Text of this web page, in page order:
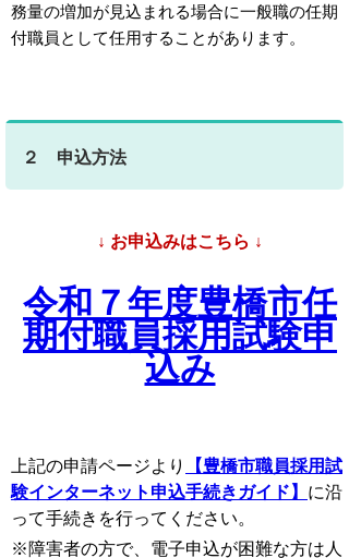
務量の増加が見込まれる場合に一般職の任期
付職員として任用することがあります。
２ 申込方法
↓ お申込みはこちら ↓
令和７年度豊橋市任
期付職員採用試験申
込み
上記の申請ページより
【豊橋市職員採用試
験インターネット申込手続きガイド】 に沿
って手続きを行ってください。
※障害者の方で、電子申込が困難な方は人